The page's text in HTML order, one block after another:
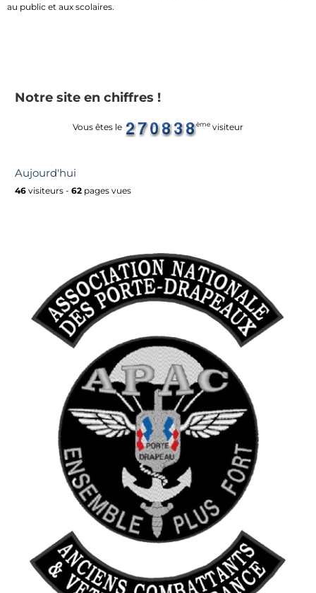
au public et aux scolaires.
Notre site en chiffres !
Vous êtes le ème visiteur
Aujourd'hui
46 visiteurs - 62 pages vues